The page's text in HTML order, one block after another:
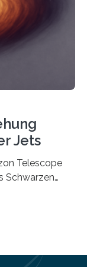
sind
oder anders
es in den…
Jets
Telescope
Schwarzen